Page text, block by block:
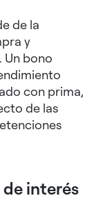
de la
y
Un bono
con prima,
de las
interés